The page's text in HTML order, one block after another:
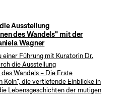
Ausstellung
des Wandels" mit der
Wagner
einer Führung mit Kuratorin Dr.
die Ausstellung
Wandels – Die Erste
Köln", die vertiefende Einblicke in
Lebensgeschichten der mutigen